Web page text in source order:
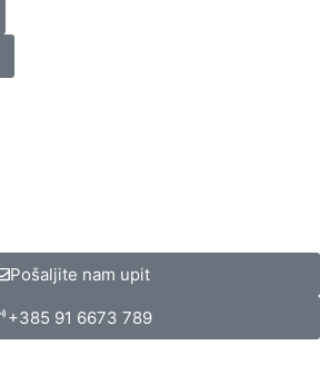
Pošaljite nam upit
+385 91 6673 789